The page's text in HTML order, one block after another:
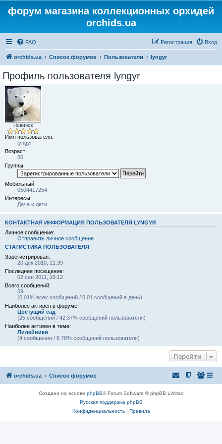
форум магазина коллекционных орхидей
orchids.ua
FAQ Вход
Регистрация
orchids.ua Список форумов Пользователи lyngyr
Профиль пользователя lyngyr
Новичок
Имя пользователя:
lyngyr
Возраст:
50
Группы:
Мобильный:
0504417254
Интересы:
Дача и дети
КОНТАКТНАЯ ИНФОРМАЦИЯ ПОЛЬЗОВАТЕЛЯ LYNGYR
Личное сообщение:
Отправить личное сообщение
СТАТИСТИКА ПОЛЬЗОВАТЕЛЯ
Зарегистрирован:
20 дек 2010, 21:39
Последнее посещение:
02 сен 2011, 19:12
Всего сообщений:
59
(0.01% всех сообщений / 0.01 сообщений в день)
Наиболее активен в форуме:
Цветущий сад
(25 сообщений / 42.37% сообщений пользователя)
Наиболее активен в теме:
Лилейники
(4 сообщения / 6.78% сообщений пользователя)
Перейти
orchids.ua Список форумов
Создано на основе phpBB® Forum Software © phpBB Limited
Русская поддержка phpBB
Конфиденциальность| Правила